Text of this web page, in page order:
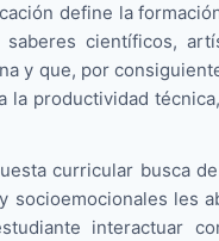
define la
científicos,
y que, por
la productividad
curricular busca
socioemocionales les
interactuar